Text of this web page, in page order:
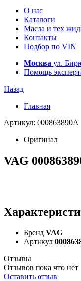
О нас
Каталоги
Масла и тех
Контакты
Подбор по VIN
Москва ул.
Помощь
Назад
Главная
Артикул: 000863890A
Оригинал
VAG
Бренд VAG
Артикул
Отзывы
Отзывов пока что нет
Оставить отзыв